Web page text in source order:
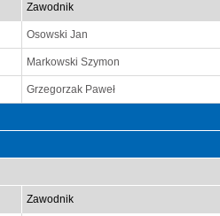
Zawodnik
Osowski Jan
Markowski Szymon
Grzegorzak Paweł
Zawodnik